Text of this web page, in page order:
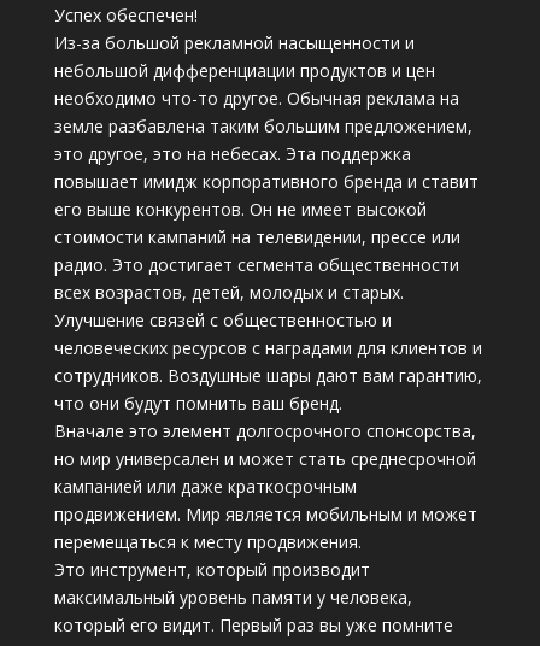
Успех обеспечен!
Из-за большой рекламной насыщенности и
небольшой дифференциации продуктов и цен
необходимо что-то другое. Обычная реклама на
земле разбавлена ​​таким большим предложением,
это другое, это на небесах. Эта поддержка
повышает имидж корпоративного бренда и ставит
его выше конкурентов. Он не имеет высокой
стоимости кампаний на телевидении, прессе или
радио. Это достигает сегмента общественности
всех возрастов, детей, молодых и старых.
Улучшение связей с общественностью и
человеческих ресурсов с наградами для клиентов и
сотрудников. Воздушные шары дают вам гарантию,
что они будут помнить ваш бренд.
Вначале это элемент долгосрочного спонсорства,
но мир универсален и может стать среднесрочной
кампанией или даже краткосрочным
продвижением. Мир является мобильным и может
перемещаться к месту продвижения.
Это инструмент, который производит
максимальный уровень памяти у человека,
который его видит. Первый раз вы уже помните